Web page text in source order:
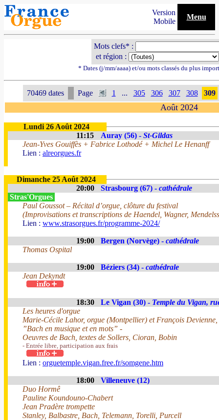
Version
Mobile
Menu
Mots clefs* :
et région :
* Dates (j/mm/aaaa) et/ou mots classés du plus
70469 dates Page 1 ... 305 306 307 308 309
Août 2024
Lundi 26 Août 2024
11:15
Auray (56) - St-Gildas
Jean-Yves Gouiffès + Fabrice Lothodé + Michel Le Henanff
Lien : alreorgues.fr
Dimanche 25 Août 2024
20:00
Strasbourg (67) - cathédrale
Stras'Orgues
Paul Goussot – Récital d’orgue, clôture du festival
(Improvisations et transcriptions de Haendel, Wagner,
Lien : www.strasorgues.fr/programme-2024/
19:00 Bergen (Norvège) - cathédrale
Thomas Ospital
19:00 Béziers (34) - cathédrale
Jean Dekyndt
18:30 Le Vigan (30) - Temple du Vigan,
Les heures d'orgue
Marie-Cécile Lahor, orgue (Montpellier) et François Devienne,
”Bach en musique et en mots” -
Oeuvres de Bach, textes de Sollers, Cioran, Bobin
- Entrée libre, participation aux frais
Lien : orguetemple.vigan.free.fr/somgene.htm
18:00
Villeneuve (12)
Duo Hormê
Pauline Koundouno-Chabert
Jean Pradère trompette
Stanley, Balbastre, Bach, Telemann, Torelli, Purcell